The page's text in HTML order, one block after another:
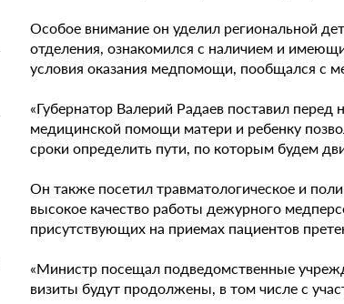
Особое внимание он уделил региональной
отделения, ознакомился с наличием и
условия оказания медпомощи, пообщался с
«Губернатор Валерий Радаев поставил
медицинской помощи матери и ребенку
сроки определить пути, по которым будем
Он также посетил травматологическое и
высокое качество работы дежурного
присутствующих на приемах пациентов
«Министр посещал подведомственные
визиты будут продолжены, в том числе с